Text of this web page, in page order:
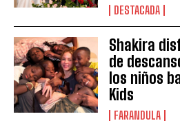
DESTACADA
Shakira
de
los niños
Kids
FARANDULA